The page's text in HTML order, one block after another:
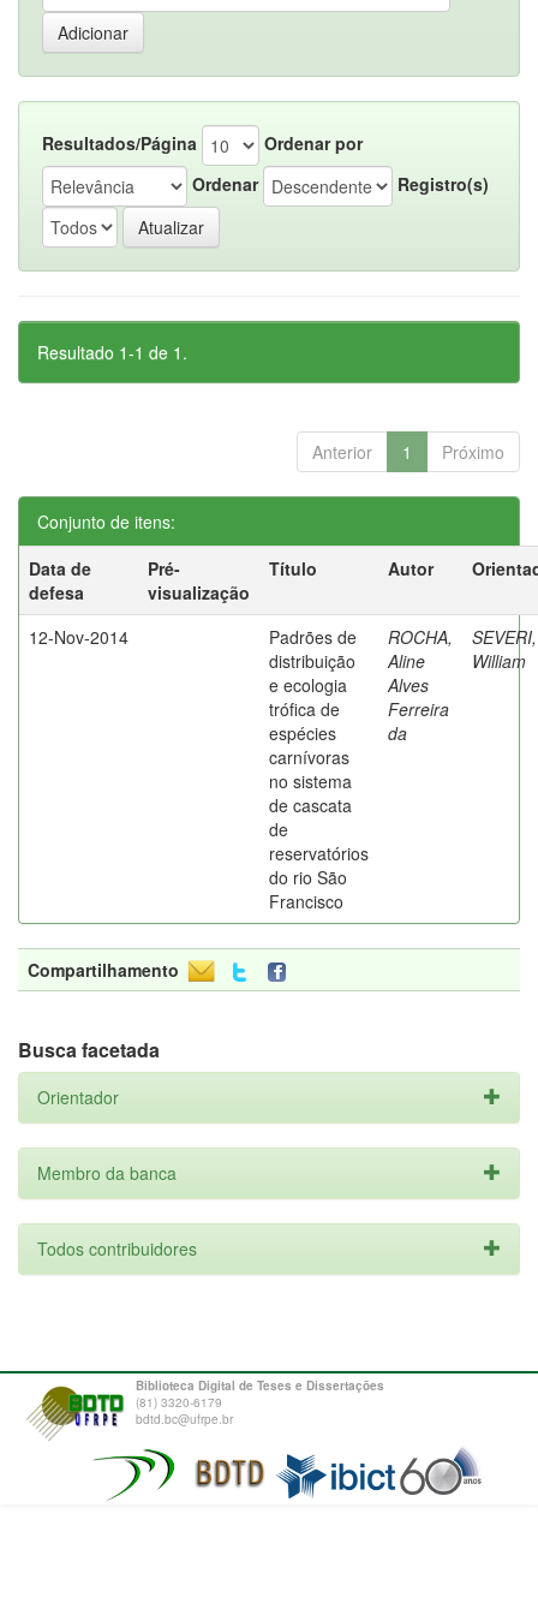
Resultados/Página
Ordenar por
Ordenar
Registro(s)
Resultado 1-1 de 1.
Anterior 1 Próximo
Conjunto de itens:
Data de
defesa
Pré-
visualização
Título Autor
12-Nov-2014
Padrões de
distribuição
e ecologia
trófica de
espécies
carnívoras
no sistema
de cascata
de
reservatórios
do rio São
Francisco
ROCHA,
Aline
Alves
Ferreira
da
SEVERI,
William
Compartilhamento
Busca facetada
Orientador
Membro da banca
Todos contribuidores
Biblioteca Digital de Teses e Dissertações
(81) 3320-6179
bdtd.bc@ufrpe.br